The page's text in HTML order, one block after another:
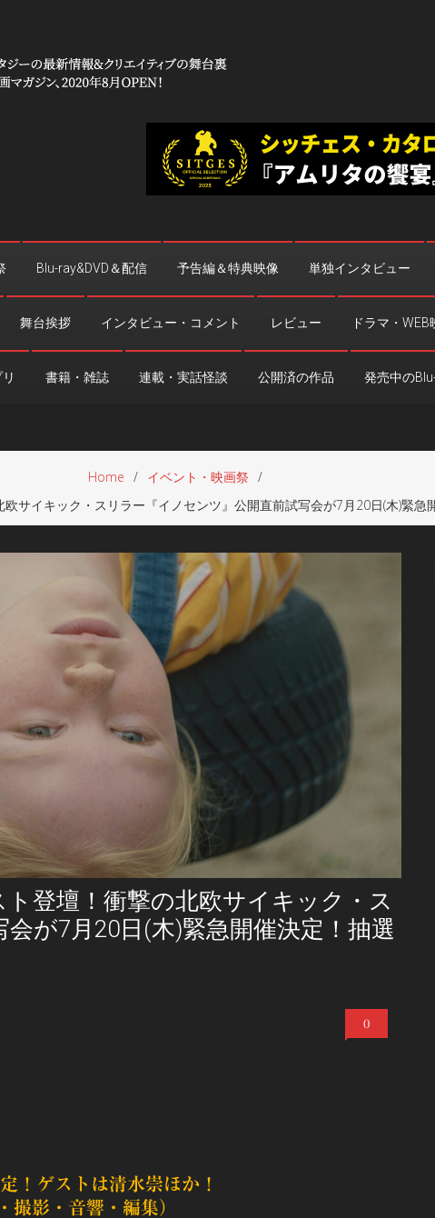
Blu-ray&DVD＆配信 予告編＆特典映像 単独インタビュー
舞台挨拶 インタビュー・コメント レビュー ドラマ・WEB
書籍・雑誌 連載・実話怪談 公開済の作品 発売中の
Home
イベント・映画祭
サイキック・スリラー『イノセンツ』公開直前試写会が7月20日(木)緊急
ト登壇！衝撃の北欧サイキック・ス
が7月20日(木)緊急開催決定！抽選
0
！ゲストは清水崇ほか！
撮影・音響・編集）